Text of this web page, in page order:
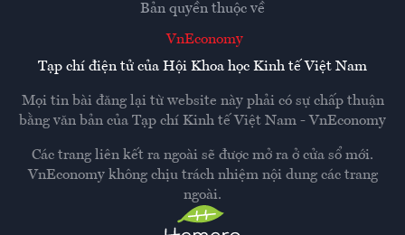
Bản quyền thuộc về
VnEconomy
Tạp chí điện tử của Hội Khoa học Kinh tế Việt Nam
Mọi tin bài đăng lại từ website này phải có sự chấp thuận
bằng văn bản của Tạp chí Kinh tế Việt Nam - VnEconomy
Các trang liên kết ra ngoài sẽ được mở ra ở cửa sổ mới.
VnEconomy không chịu trách nhiệm nội dung các trang
ngoài.